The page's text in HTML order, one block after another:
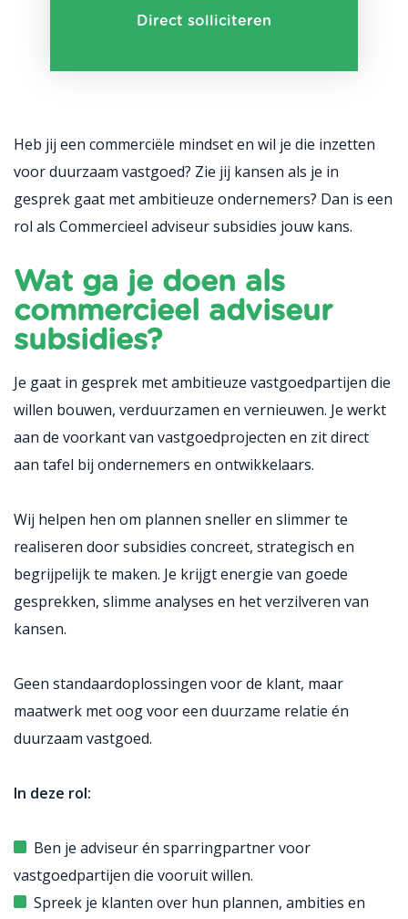
Direct solliciteren
Heb jij een commerciële mindset en wil je die inzetten
voor duurzaam vastgoed? Zie jij kansen als je in
gesprek gaat met ambitieuze ondernemers? Dan is een
rol als Commercieel adviseur subsidies jouw kans.
Wat ga je doen als
commercieel adviseur
subsidies?
Je gaat in gesprek met ambitieuze vastgoedpartijen die
willen bouwen, verduurzamen en vernieuwen. Je werkt
aan de voorkant van vastgoedprojecten en zit direct
aan tafel bij ondernemers en ontwikkelaars.
Wij helpen hen om plannen sneller en slimmer te
realiseren door subsidies concreet, strategisch en
begrijpelijk te maken. Je krijgt energie van goede
gesprekken, slimme analyses en het verzilveren van
kansen.
Geen standaardoplossingen voor de klant, maar
maatwerk met oog voor een duurzame relatie én
duurzaam vastgoed.
In deze rol:
Ben je adviseur én sparringpartner voor
vastgoedpartijen die vooruit willen.
Spreek je klanten over hun plannen, ambities en